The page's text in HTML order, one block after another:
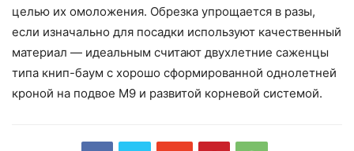
целью их омоложения. Обрезка упрощается в разы,
если изначально для посадки используют качественный
материал — идеальным считают двухлетние саженцы
типа книп-баум с хорошо сформированной однолетней
кроной на подвое М9 и развитой корневой системой.